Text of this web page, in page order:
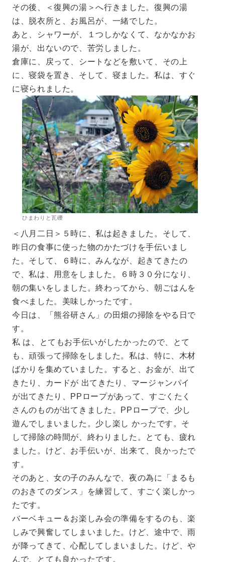
その後、＜復興の湯＞へ行きました。復興の湯
は、脱衣所と、お風呂が、一緒でした。
あと、シャワーが、１つしかなくて、なかなかお
湯が、出ないので、苦労しました。
倉庫に、戻って、シートなどを敷いて、その上
に、寝袋を置き、そして、寝ました。私は、すぐ
に寝られました。
ひまわりと瓦礫
＜八月二日＞５時に、私は起きました。そして、
昨日の食事に使った物のかたづけを手伝いまし
た。そして、６時に、みんなが、起きてきたの
で、私は、用意をしました。６時３０分になり、
朝の集いをしました。終わってから、朝ごはんを
食べました。美味しかったです。
今日は、「熊谷研さん」の田畑の掃除をやる日で
す。
私 は、とてもお手伝いがしたかったので、とて
も、頑張って掃除をしました。私は、特に、木材
ばかりを集めていました。すると、お金が、出て
きたり、カードが 出てきたり、マージャンパイ
が出てきたり、PPロープがあって、すごくたく
さんのものが出てきました。PPロープで、少し
遊んでしまいました。少し楽し かったです。そ
して掃除の時間が、終わりました。とても、疲れ
ました。けど、お手伝いが、出来て、良かったで
す。
そのあと、女の子のみんなで、夜の為に「まるも
のおきてのダンス」を練習して、すごく楽しかっ
たです。
バーベキュー＆お楽しみ会の準備をするのも、楽
しみで興奮してしまいました。けど、途中で、雨
が降ってきて、心配してしまいました。けど、や
んで、とても良かったです。